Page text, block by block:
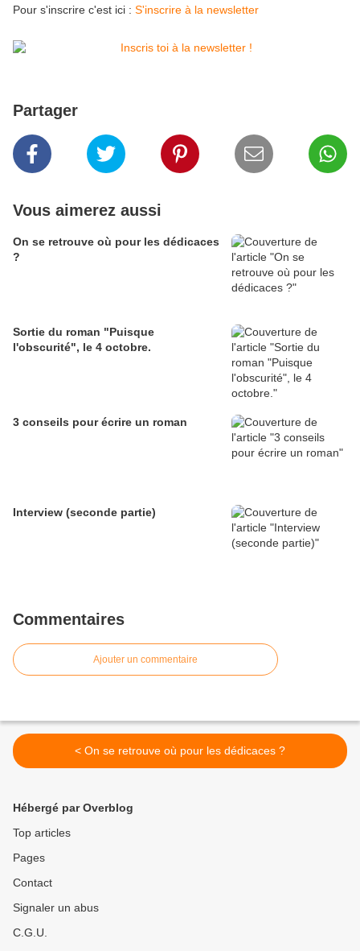
Pour s'inscrire c'est ici : S'inscrire à la newsletter
Partager
Vous aimerez aussi
On se retrouve où pour les dédicaces
?
Sortie du roman "Puisque
l'obscurité", le 4 octobre.
3 conseils pour écrire un roman
Interview (seconde partie)
Commentaires
Ajouter un commentaire
< On se retrouve où pour les dédicaces ?
Hébergé par Overblog
Top articles
Pages
Contact
Signaler un abus
C.G.U.